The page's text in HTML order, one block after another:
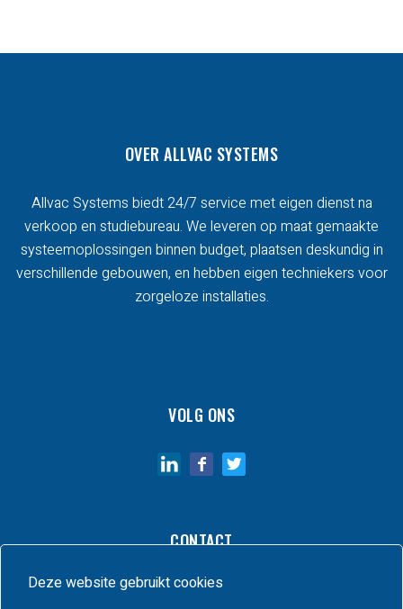
OVER ALLVAC SYSTEMS
Allvac Systems biedt 24/7 service met eigen dienst na
verkoop en studiebureau. We leveren op maat gemaakte
systeemoplossingen binnen budget, plaatsen deskundig in
verschillende gebouwen, en hebben eigen techniekers voor
zorgeloze installaties.
VOLG ONS
CONTACT
Rue Auguste Beernaert 11480 Tubize
Deze website gebruikt cookies